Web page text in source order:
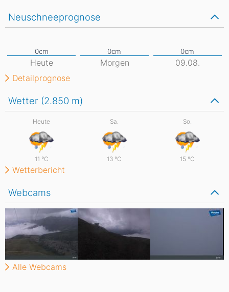
Wetter (2.850 m)
Heute
11 °C
Sa.
13 °C
So.
15 °C
Wetterbericht
Webcams
Alle Webcams
Neuschneeprognose
Heute Morgen
09.08.
Detailprognose